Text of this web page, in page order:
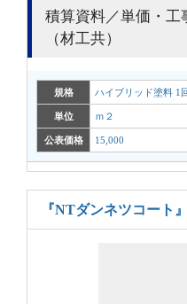
積算資料／単価・工
（材工共）
規格 ハイブリッド塗料 1
単位 ｍ２
公表価格 15,000
『NTダンネツコート』